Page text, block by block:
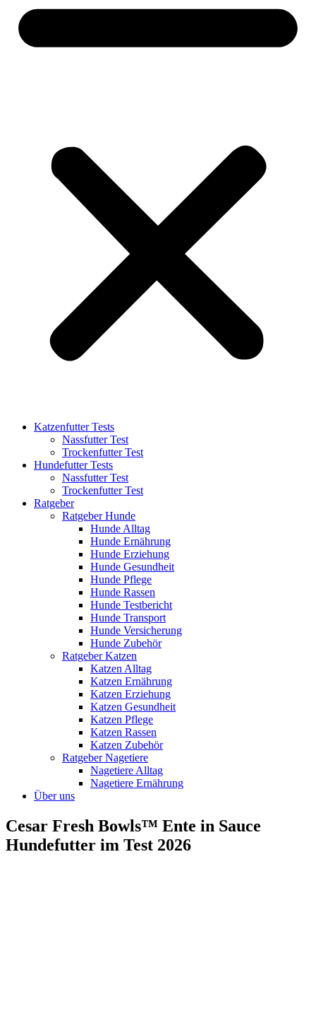
Katzenfutter Tests
Nassfutter Test
Trockenfutter Test
Hundefutter Tests
Nassfutter Test
Trockenfutter Test
Ratgeber
Ratgeber Hunde
Hunde Alltag
Hunde Ernährung
Hunde Erziehung
Hunde Gesundheit
Hunde Pflege
Hunde Rassen
Hunde Testbericht
Hunde Transport
Hunde Versicherung
Hunde Zubehör
Ratgeber Katzen
Katzen Alltag
Katzen Ernährung
Katzen Erziehung
Katzen Gesundheit
Katzen Pflege
Katzen Rassen
Katzen Zubehör
Ratgeber Nagetiere
Nagetiere Alltag
Nagetiere Ernährung
Über uns
Cesar Fresh Bowls™ Ente in Sauce
Hundefutter im Test 2026